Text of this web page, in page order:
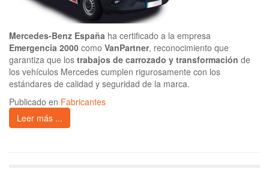
Mercedes-Benz España ha certificado a la empresa
Emergencia 2000 como VanPartner, reconocimiento que
garantiza que los trabajos de carrozado y transformación de
los vehículos Mercedes cumplen rigurosamente con los
estándares de calidad y seguridad de la marca.
Publicado en Fabricantes
Leer más ...